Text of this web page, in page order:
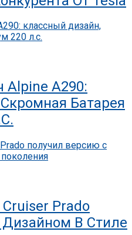
Alpine A290:
Батарея
Prado
В Стиле